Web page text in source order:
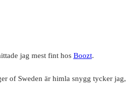
jag mest fint hos Boozt.
of Sweden är himla snygg tycker